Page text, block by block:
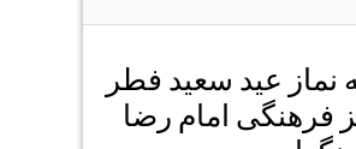
نماز عید سعید فطر
فرهنگی امام رضا